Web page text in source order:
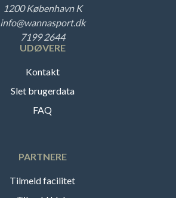
1200 København K
info@wannasport.dk
7199 2644
UDØVERE
Kontakt
Slet brugerdata
FAQ
PARTNERE
Tilmeld facilitet